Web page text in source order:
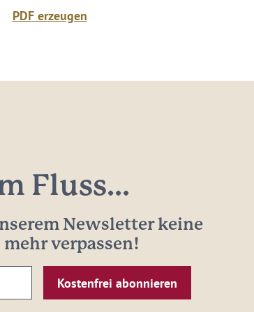
PDF erzeugen
Fluss...
Newsletter keine
verpassen!